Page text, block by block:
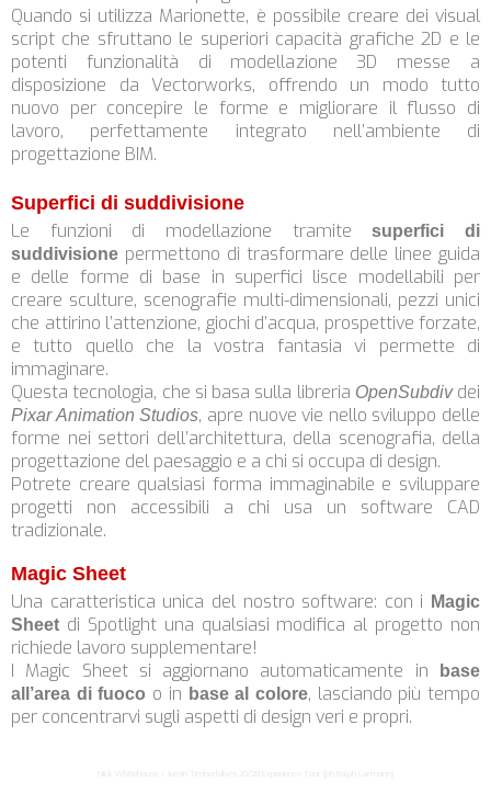
Quando si utilizza Marionette, è possibile creare dei visual
script che sfruttano le superiori capacità grafiche 2D e le
potenti funzionalità di modellazione 3D messe a
disposizione da Vectorworks, offrendo un modo tutto
nuovo per concepire le forme e migliorare il flusso di
lavoro, perfettamente integrato nell’ambiente di
progettazione BIM.
Superfici di suddivisione
Le funzioni di modellazione tramitesuperfici di
suddivisione permettono di trasformare delle linee guida
e delle forme di base in superfici lisce modellabili per
creare sculture, scenografie multi-dimensionali, pezzi unici
che attirino l’attenzione, giochi d’acqua, prospettive forzate,
e tutto quello che la vostra fantasia vi permette di
immaginare.
Questa tecnologia, che si basa sulla libreria OpenSubdivdei
Pixar Animation Studios, apre nuove vie nello sviluppo delle
forme nei settori dell’architettura, della scenografia, della
progettazione del paesaggio e a chi si occupa di design.
Potrete creare qualsiasi forma immaginabile e sviluppare
progetti non accessibili a chi usa un software CAD
tradizionale.
Magic Sheet
Una caratteristica unica del nostro software: con i
Magic
Sheet di Spotlight una qualsiasi modifica al progetto non
richiede lavoro supplementare!
I Magic Sheet si aggiornano automaticamente in
base
all’area di fuoco o in base al colore, lasciando più tempo
per concentrarvi sugli aspetti di design veri e propri.